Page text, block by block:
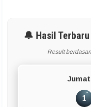
🔔 Hasil
Result
1